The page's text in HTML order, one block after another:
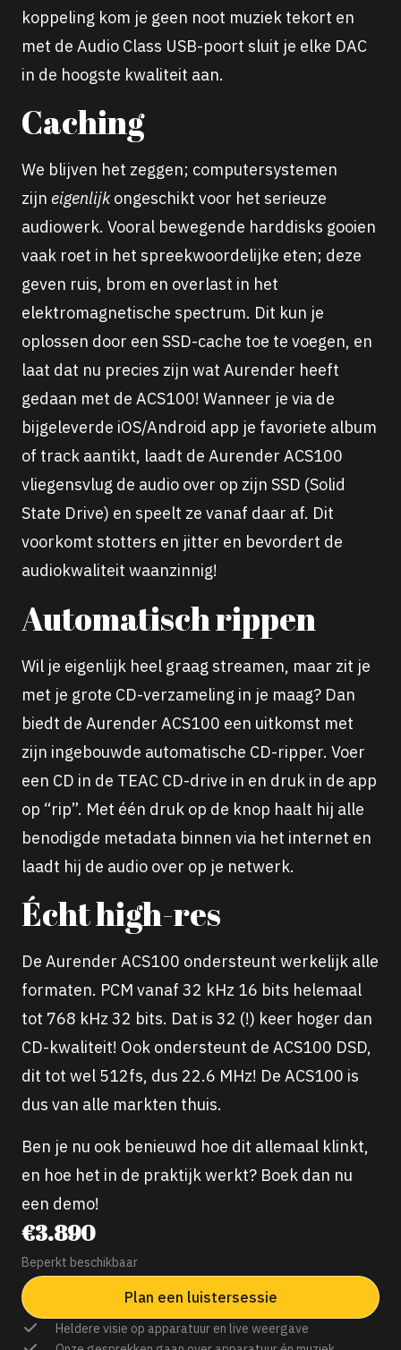
koppeling kom je geen noot muziek tekort en
met de Audio Class USB-poort sluit je elke DAC
in de hoogste kwaliteit aan.
Caching
We blijven het zeggen; computersystemen
zijn eigenlijkongeschikt voor het serieuze
audiowerk. Vooral bewegende harddisks gooien
vaak roet in het spreekwoordelijke eten; deze
geven ruis, brom en overlast in het
elektromagnetische spectrum. Dit kun je
oplossen door een SSD-cache toe te voegen, en
laat dat nu precies zijn wat Aurender heeft
gedaan met de ACS100! Wanneer je via de
bijgeleverde iOS/Android app je favoriete album
of track aantikt, laadt de Aurender ACS100
vliegensvlug de audio over op zijn SSD (Solid
State Drive) en speelt ze vanaf daar af. Dit
voorkomt stotters en jitter en bevordert de
audiokwaliteit waanzinnig!
Automatisch rippen
Wil je eigenlijk heel graag streamen, maar zit je
met je grote CD-verzameling in je maag? Dan
biedt de Aurender ACS100 een uitkomst met
zijn ingebouwde automatische CD-ripper. Voer
een CD in de TEAC CD-drive in en druk in de app
op “rip”. Met één druk op de knop haalt hij alle
benodigde metadata binnen via het internet en
laadt hij de audio over op je netwerk.
Écht high-res
De Aurender ACS100 ondersteunt werkelijk alle
formaten. PCM vanaf 32 kHz 16 bits helemaal
tot 768 kHz 32 bits. Dat is 32 (!) keer hoger dan
CD-kwaliteit! Ook ondersteunt de ACS100 DSD,
dit tot wel 512fs, dus 22.6 MHz! De ACS100 is
dus van alle markten thuis.
Ben je nu ook benieuwd hoe dit allemaal klinkt,
en hoe het in de praktijk werkt? Boek dan nu
een demo!
€3.890
Beperkt beschikbaar
Plan een luistersessie
Heldere visie op apparatuur en live weergave